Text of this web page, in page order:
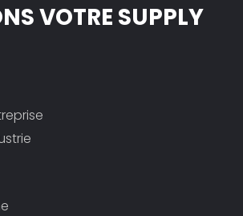
VOTRE SUPPLY